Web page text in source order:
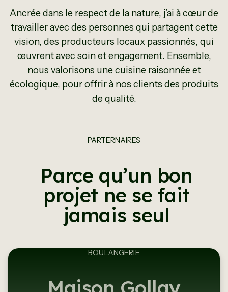
Ancrée dans le respect de la nature, j’ai à cœur de
travailler avec des personnes qui partagent cette
vision, des producteurs locaux passionnés, qui
œuvrent avec soin et engagement. Ensemble,
nous valorisons une cuisine raisonnée et
écologique, pour offrir à nos clients des produits
de qualité.
PARTERNAIRES
Parce qu’un bon
projet ne se fait
jamais seul
BOULANGERIE